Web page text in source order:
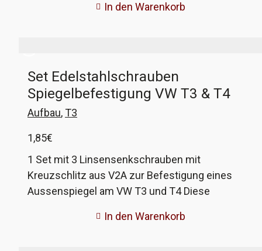
Zündkerzenstecker ist 5kOhm. Dieses Set passt
also gute Markenware!
In den Warenkorb
Set Edelstahlschrauben
Spiegelbefestigung VW T3 & T4
Aufbau,T3
1,85€
1 Set mit 3 Linsensenkschrauben mit
Kreuzschlitz aus V2A zur Befestigung eines
Aussenspiegel am VW T3 und T4 Diese
passen zu allen Typen von Spiegeln, egal ob
In den Warenkorb